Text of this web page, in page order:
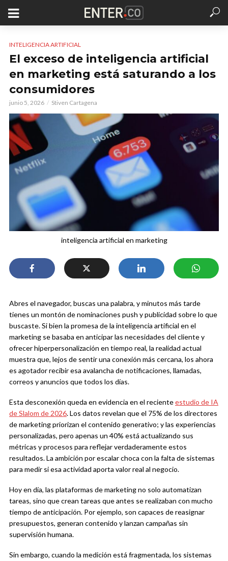
INTELIGENCIA ARTIFICIAL
El exceso de inteligencia artificial
en marketing está saturando a los
consumidores
junio 5, 2026 Stiven Cartagena
inteligencia artificial en marketing
Abres el navegador, buscas una palabra, y minutos más tarde
tienes un montón de nominaciones push y publicidad sobre lo que
buscaste. Si bien la promesa de la inteligencia artificial en el
marketing se basaba en anticipar las necesidades del cliente y
ofrecer hiperpersonalización en tiempo real, la realidad actual
muestra que, lejos de sentir una conexión más cercana, los ahora
es agotador recibir esa avalancha de notificaciones, llamadas,
correos y anuncios que todos los días.
Esta desconexión queda en evidencia en el recienteestudio de IA
de Slalom de 2026. Los datos revelan que el 75% de los directores
de marketing priorizan el contenido generativo; y las experiencias
personalizadas, pero apenas un 40% está actualizando sus
métricas y procesos para reflejar verdaderamente estos
resultados. La ambición por escalar choca con la falta de sistemas
para medir si esa actividad aporta valor real al negocio.
Hoy en día, las plataformas de marketing no solo automatizan
tareas, sino que crean tareas que antes se realizaban con mucho
tiempo de anticipación. Por ejemplo, son capaces de reasignar
presupuestos, generan contenido y lanzan campañas sin
supervisión humana.
Sin embargo, cuando la medición está fragmentada, los sistemas